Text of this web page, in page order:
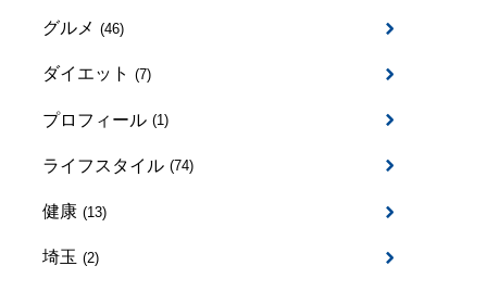
グルメ (46)
ダイエット (7)
プロフィール (1)
ライフスタイル (74)
健康 (13)
埼玉 (2)